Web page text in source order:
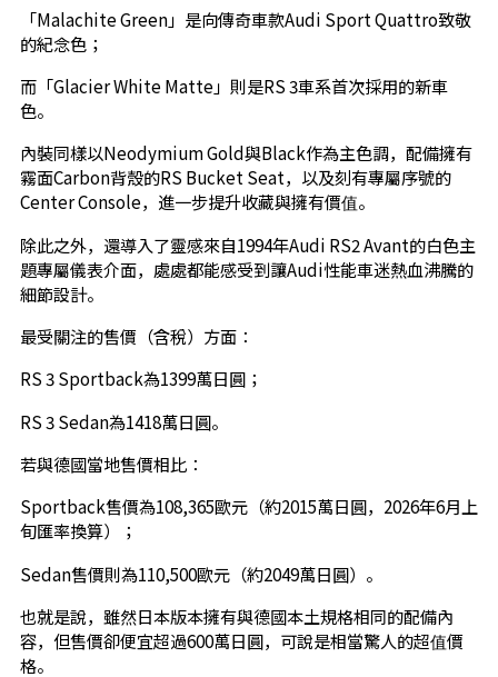
「Malachite Green」是向傳奇車款Audi Sport Quattro致敬
的紀念色；
而「Glacier White Matte」則是RS 3車系首次採用的新車
色。
內裝同樣以Neodymium Gold與Black作為主色調，配備擁有
霧面Carbon背殼的RS Bucket Seat，以及刻有專屬序號的
Center Console，進一步提升收藏與擁有價值。
除此之外，還導入了靈感來自1994年Audi RS2 Avant的白色主
題專屬儀表介面，處處都能感受到讓Audi性能車迷熱血沸騰的
細節設計。
最受關注的售價（含稅）方面：
RS 3 Sportback為1399萬日圓；
RS 3 Sedan為1418萬日圓。
若與德國當地售價相比：
Sportback售價為108,365歐元（約2015萬日圓，2026年6月上
旬匯率換算）；
Sedan售價則為110,500歐元（約2049萬日圓）。
也就是說，雖然日本版本擁有與德國本土規格相同的配備內
容，但售價卻便宜超過600萬日圓，可說是相當驚人的超值價
格。